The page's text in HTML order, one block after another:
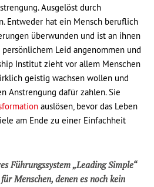
Ausgelöst durch
Entweder hat ein Mensch beruflich
überwunden und ist an ihnen
Leid angenommen und
Institut zieht vor allem Menschen
geistig wachsen wollen und
Anstrengung dafür zahlen. Sie
auslösen, bevor das Leben
am Ende zu einer Einfachheit
Führungssystem „Leading Simple“
Menschen, denen es noch kein